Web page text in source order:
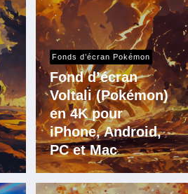
Fonds d’écran Pokémon
Fond d’écran
Voltali (Pokémon)
en 4K pour
iPhone, Android,
PC et Mac